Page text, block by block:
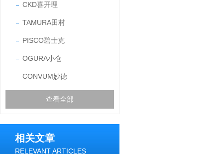
CKD喜开理
TAMURA田村
PISCO碧士克
OGURA小仓
CONVUM妙德
查看全部
相关文章
RELEVANT ARTICLES